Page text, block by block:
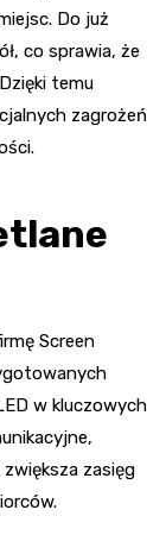
Do już
co sprawia, że
temu
zagrożeń
Screen
w kluczowych
zasięg